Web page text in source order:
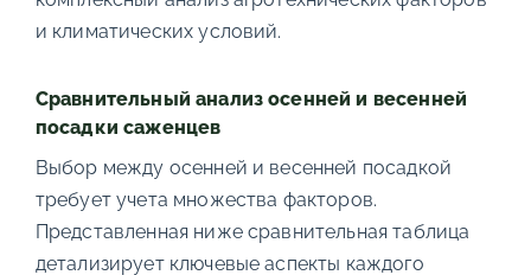
и климатических условий.
Сравнительный анализ осенней и весенней
посадки саженцев
Выбор между осенней и весенней посадкой
требует учета множества факторов.
Представленная ниже сравнительная таблица
детализирует ключевые аспекты каждого